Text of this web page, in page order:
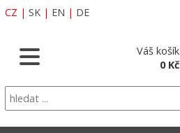
CZ | SK | EN | DE
Váš košík
0 Kč